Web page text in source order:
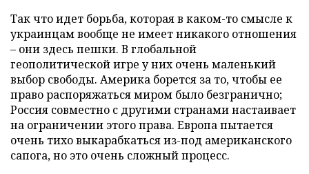
Так что идет борьба, которая в каком-то смысле к
украинцам вообще не имеет никакого отношения
– они здесь пешки. В глобальной
геополитической игре у них очень маленький
выбор свободы. Америка борется за то, чтобы ее
право распоряжаться миром было безгранично;
Россия совместно с другими странами настаивает
на ограничении этого права. Европа пытается
очень тихо выкарабкаться из-под американского
сапога, но это очень сложный процесс.